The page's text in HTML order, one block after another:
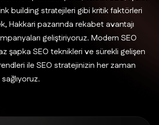
building stratejileri gibi kritik faktörleri
Hakkari pazarında rekabet avantajı
geliştiriyoruz. Modern SEO
şapka SEO teknikleri ve sürekli gelişen
ile SEO stratejinizin her zaman